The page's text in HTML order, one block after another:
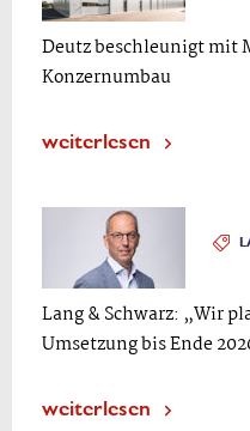
Deutz beschleunigt mit
Konzernumbau
weiterlesen
Lang & Schwarz: „Wir
Umsetzung bis Ende
weiterlesen